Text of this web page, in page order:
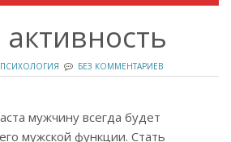
ПСИХОЛОГИЯ БЕЗ КОММЕНТАРИЕВ
мужчину всегда будет
мужской функции. Стать